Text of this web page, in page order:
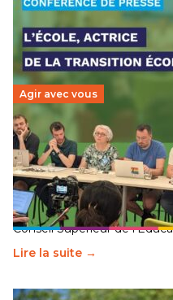
Agir avec vous
Transition écologique
Éducation fait bouger
30 juin 2026-National
Pendant plusieurs mois, un
travaillé sur la transition
Conseil Supérieur de
Lire la suite →